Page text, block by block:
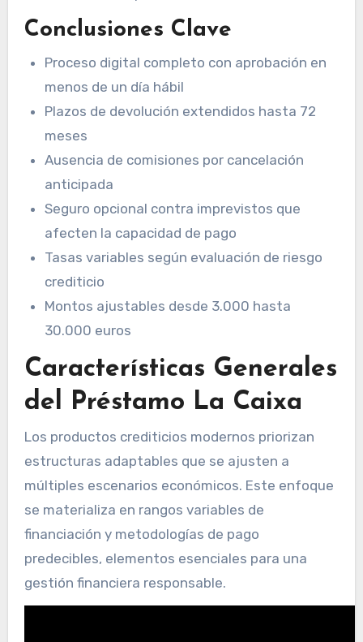
Conclusiones Clave
Proceso digital completo con aprobación en
menos de un día hábil
Plazos de devolución extendidos hasta 72
meses
Ausencia de comisiones por cancelación
anticipada
Seguro opcional contra imprevistos que
afecten la capacidad de pago
Tasas variables según evaluación de riesgo
crediticio
Montos ajustables desde 3.000 hasta
30.000 euros
Características Generales
del Préstamo La Caixa
Los productos crediticios modernos priorizan
estructuras adaptables que se ajusten a
múltiples escenarios económicos. Este enfoque
se materializa en rangos variables de
financiación y metodologías de pago
predecibles, elementos esenciales para una
gestión financiera responsable.